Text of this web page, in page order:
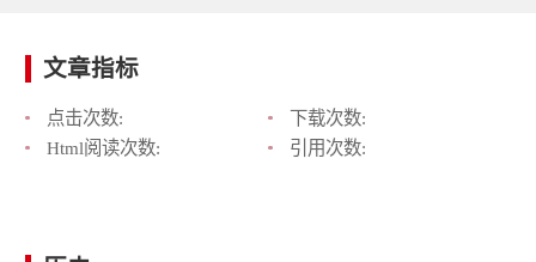
文章指标
点击次数:
下载次数:
Html阅读次数:
引用次数: